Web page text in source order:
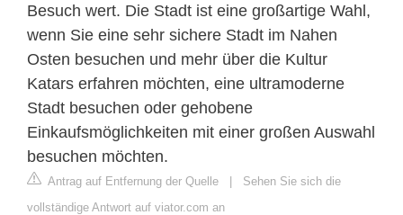
Besuch wert. Die Stadt ist eine großartige Wahl,
wenn Sie eine sehr sichere Stadt im Nahen
Osten besuchen und mehr über die Kultur
Katars erfahren möchten, eine ultramoderne
Stadt besuchen oder gehobene
Einkaufsmöglichkeiten mit einer großen Auswahl
besuchen möchten.
Antrag auf Entfernung der Quelle | Sehen Sie sich die
vollständige Antwort auf viator.com an